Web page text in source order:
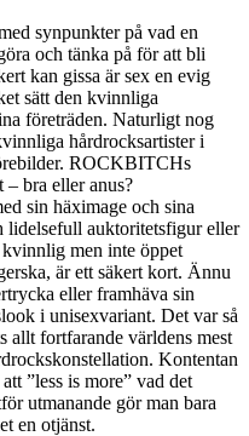
synpunkter på vad en
och tänka på för att bli
kan gissa är sex en evig
sätt den kvinnliga
företräden. Naturligt nog
hårdrocksartister i
ROCKBITCHs
bra eller anus?
sin häximage och sina
lidelsefull auktoritetsfigur eller
men inte öppet
är ett säkert kort. Ännu
eller framhäva sin
i unisexvariant. Det var så
fortfarande världens mest
Kontentan
”less is more” vad det
utmanande gör man bara
en otjänst.